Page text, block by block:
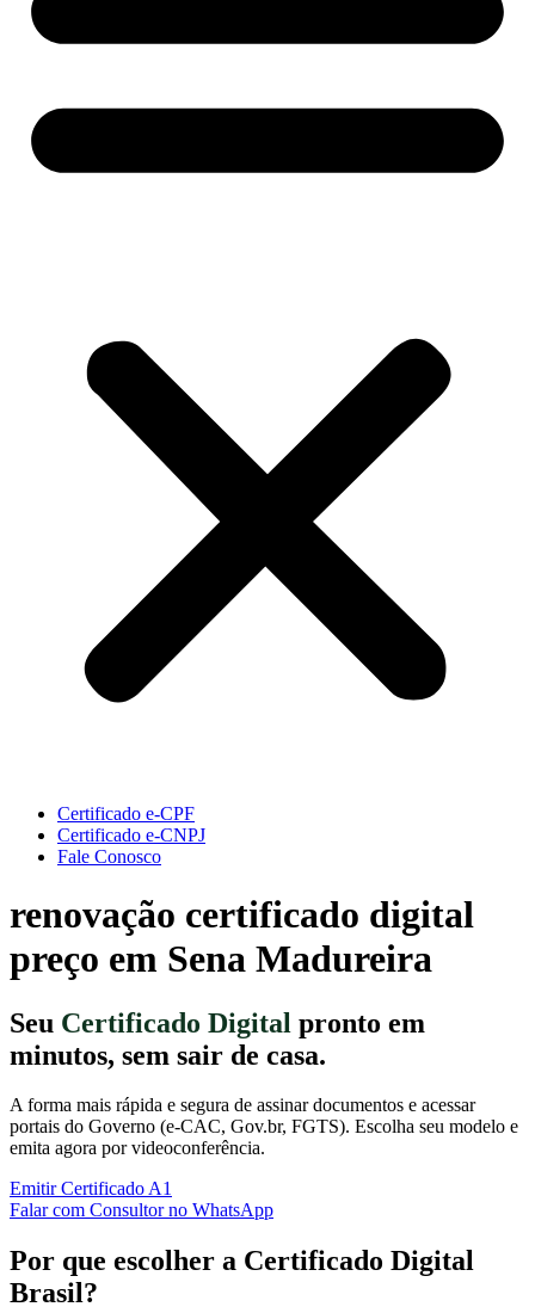
Certificado e-CPF
Certificado e-CNPJ
Fale Conosco
renovação certificado digital
preço em Sena Madureira
Seu Certificado Digital pronto em
minutos, sem sair de casa.
A forma mais rápida e segura de assinar documentos e acessar
portais do Governo (e-CAC, Gov.br, FGTS). Escolha seu modelo e
emita agora por videoconferência.
Emitir Certificado A1
Falar com Consultor no WhatsApp
Por que escolher a Certificado Digital
Brasil?